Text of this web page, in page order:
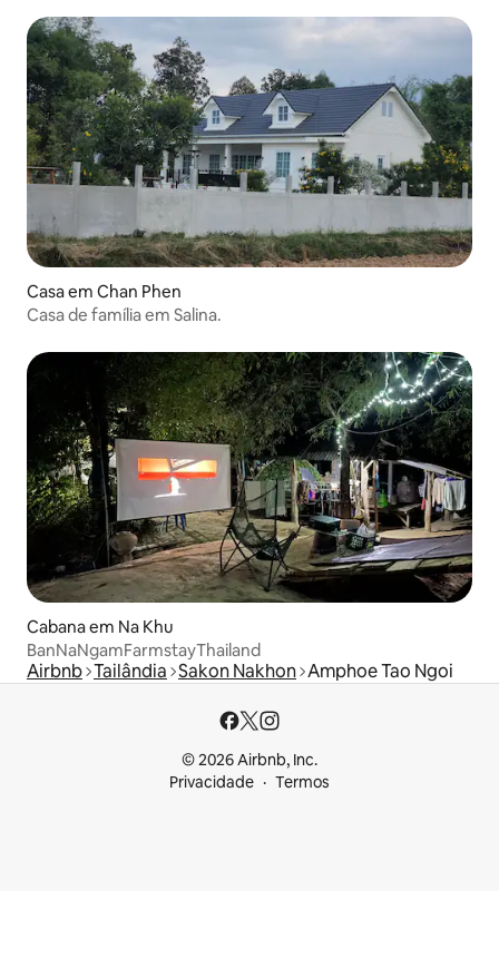
Casa em Chan Phen
Casa de família em Salina.
Cabana em Na Khu
BanNaNgamFarmstayThailand
Airbnb Tailândia Sakon Nakhon Amphoe Tao Ngoi
© 2026 Airbnb, Inc.
Privacidade
Termos